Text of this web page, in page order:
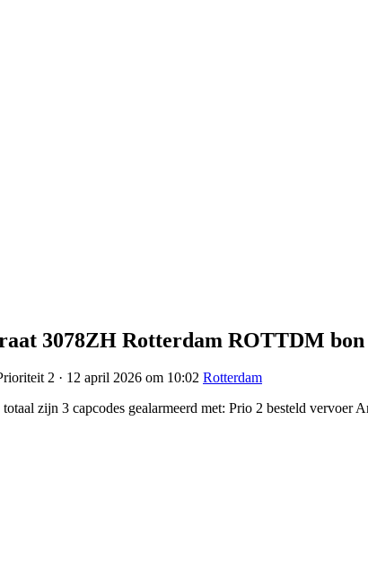
3078ZH Rotterdam ROTTDM bon
2 · 12 april 2026 om 10:02 Rotterdam
zijn 3 capcodes gealarmeerd met: Prio 2 besteld